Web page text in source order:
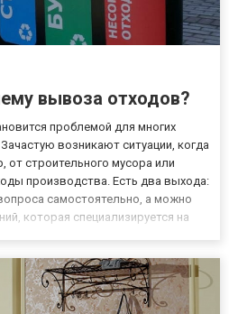
вывоза отходов?
проблемой для многих
возникают ситуации, когда
от строительного мусора или
производства. Есть два выхода:
самостоятельно, а можно
которая специализируется на